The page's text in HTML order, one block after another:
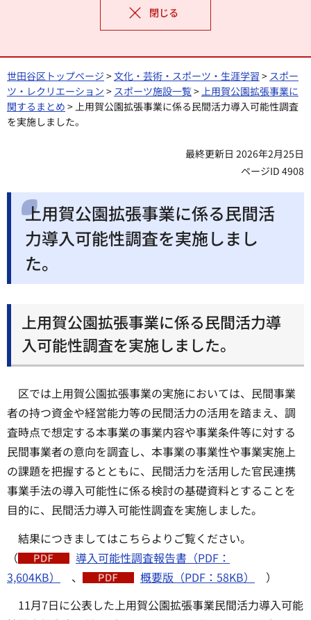
閉じる
世田谷区トップページ >文化・芸術・スポーツ・生涯学習 > スポー
ツ・レクリエーション > スポーツ施設一覧>上用賀公園拡張事業に
関するまとめ > 上用賀公園拡張事業に係る民間活力導入可能性調査
を実施しました。
最終更新日 2026年2月25日
ページID 4908
上用賀公園拡張事業に係る民間活
力導入可能性調査を実施しまし
た。
上用賀公園拡張事業に係る民間活力導
入可能性調査を実施しました。
区では上用賀公園拡張事業の実施においては、民間事業
者の持つ資金や経営能力等の民間活力の活用を踏まえ、調
査時点で想定する本事業の事業内容や事業条件等に対する
民間事業者の意向を調査し、本事業の事業性や事業実施上
の課題を把握するとともに、民間活力を活用した官民連携
事業手法の導入可能性に係る検討の基礎資料とすることを
目的に、民間活力導入可能性調査を実施しました。
結果につきましてはこちらよりご覧ください。
（
導入可能性調査報告書（PDF：
3,604KB）
、 概要版（PDF：58KB）
）
11月7日に公表した上用賀公園拡張事業民間活力導入可能